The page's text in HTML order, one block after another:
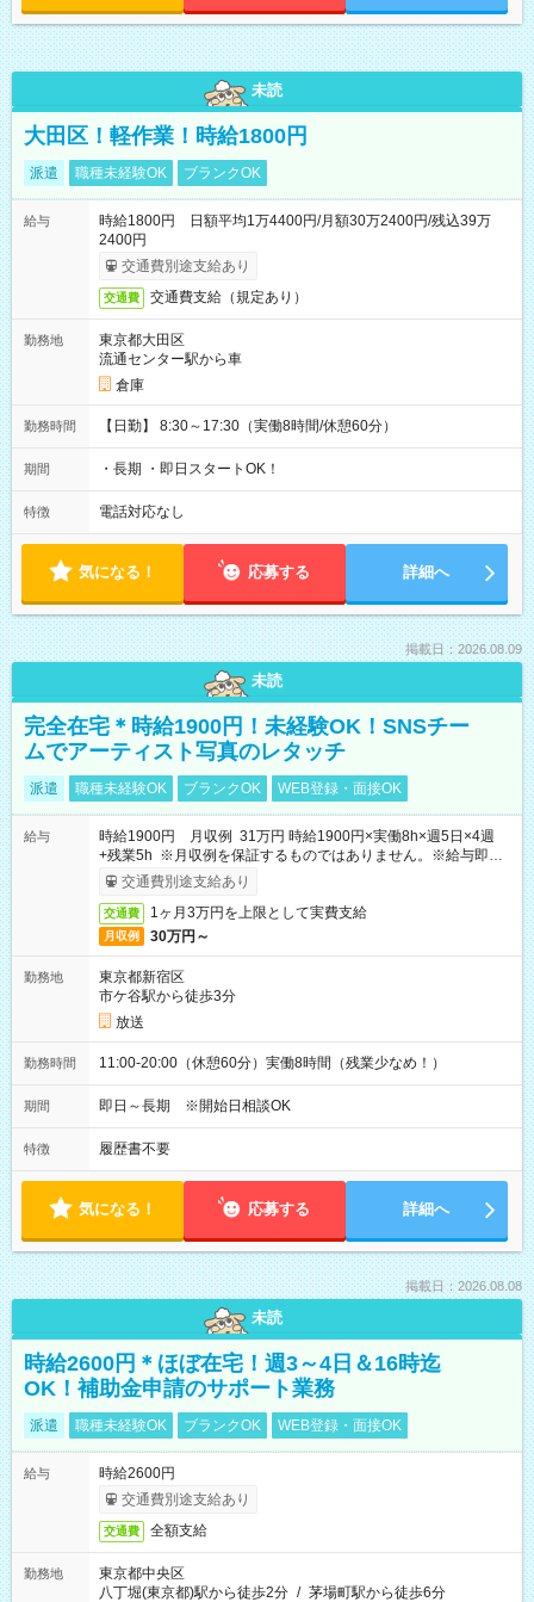
未読
大田区！軽作業！時給1800円
派遣 職種未経験OK ブランクOK
給与
時給1800円 日額平均1万4400円/月額30万2400円/残込39万
2400円
交通費別途支給あり
交通費 交通費支給（規定あり）
勤務地
東京都大田区
流通センター駅から車
倉庫
勤務時間 【日勤】 8:30～17:30（実働8時間/休憩60分）
期間 ・長期 ・即日スタートOK！
特徴 電話対応なし
気になる！ 応募する 詳細へ
掲載日：2026.08.09
未読
完全在宅＊時給1900円！未経験OK！SNSチー
ムでアーティスト写真のレタッチ
派遣 職種未経験OK ブランクOK WEB登録・面接OK
給与
時給1900円 月収例 31万円 時給1900円×実働8h×週5日×4週
+残業5h ※月収例を保証するものではありません。※給与即受
取りサービス利用可（利用条件有）
交通費別途支給あり
交通費 1ヶ月3万円を上限として実費支給
月収例 30万円～
勤務地
東京都新宿区
市ケ谷駅から徒歩3分
放送
勤務時間 11:00-20:00（休憩60分）実働8時間（残業少なめ！）
期間 即日～長期 ※開始日相談OK
特徴 履歴書不要
気になる！ 応募する 詳細へ
掲載日：2026.08.08
未読
時給2600円＊ほぼ在宅！週3～4日＆16時迄
OK！補助金申請のサポート業務
派遣 職種未経験OK ブランクOK WEB登録・面接OK
給与
時給2600円
交通費別途支給あり
交通費 全額支給
勤務地
東京都中央区
八丁堀(東京都)駅から徒歩2分 / 茅場町駅から徒歩6分